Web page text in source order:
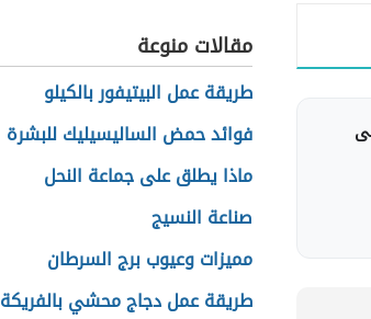
مقالات منوعة
طريقة عمل البيتيفور بالكيلو
فوائد حمض الساليسيليك للبشرة
ماذا يطلق على جماعة النحل
صناعة النسيج
مميزات وعيوب برج السرطان
طريقة عمل دجاج محشي بالفريكة